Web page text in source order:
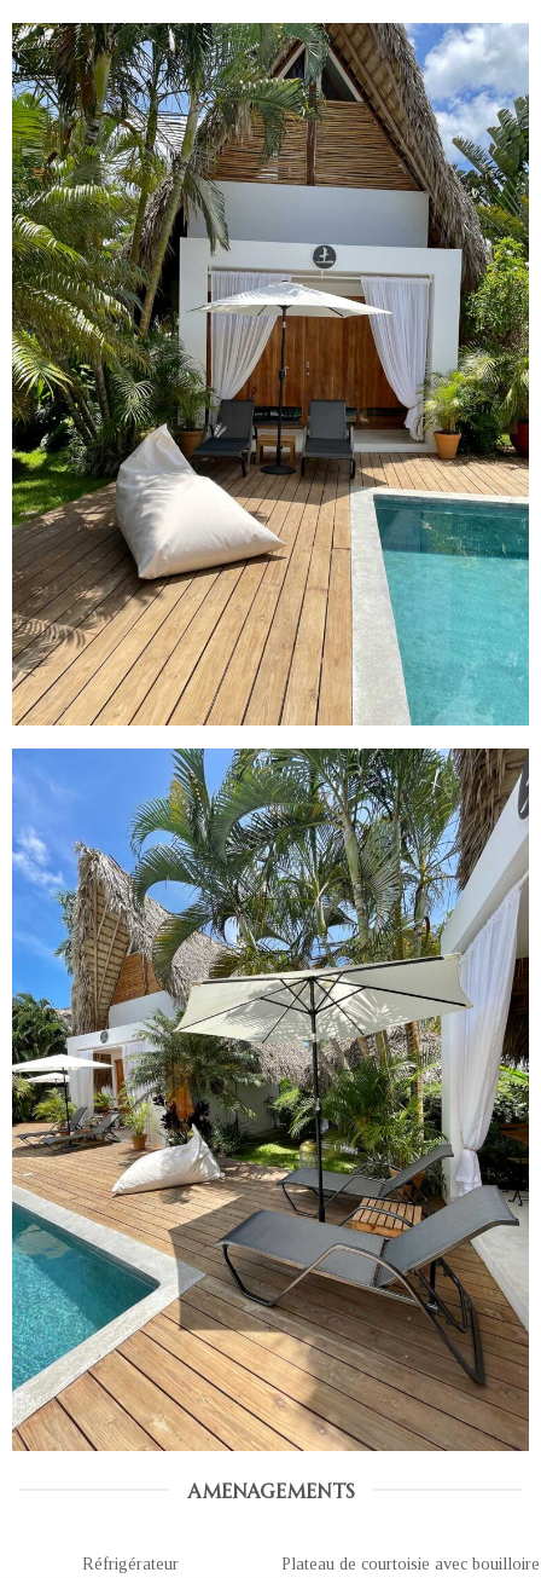
AMENAGEMENTS
Réfrigérateur Plateau de courtoisie avec bouilloire